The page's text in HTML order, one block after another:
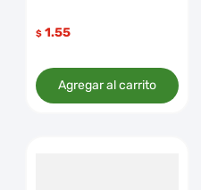
$ 1.55
Agregar al carrito